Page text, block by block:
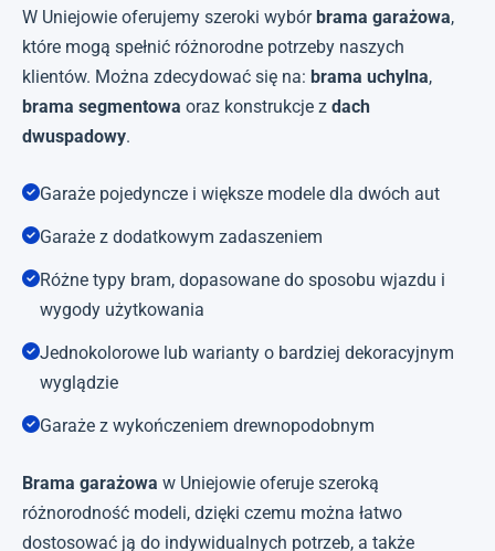
W Uniejowie oferujemy szeroki wybórbrama garażowa,
które mogą spełnić różnorodne potrzeby naszych
klientów. Można zdecydować się na: brama uchylna,
brama segmentowa oraz konstrukcje z dach
dwuspadowy.
Garaże pojedyncze i większe modele dla dwóch aut
Garaże z dodatkowym zadaszeniem
Różne typy bram, dopasowane do sposobu wjazdu i
wygody użytkowania
Jednokolorowe lub warianty o bardziej dekoracyjnym
wyglądzie
Garaże z wykończeniem drewnopodobnym
Brama garażowa w Uniejowie oferuje szeroką
różnorodność modeli, dzięki czemu można łatwo
dostosować ją do indywidualnych potrzeb, a także